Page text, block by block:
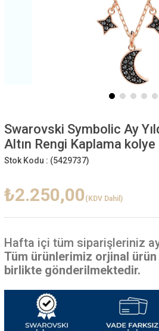
Swarovski Symbolic Ay
Altın Rengi Kaplama kolye
Stok Kodu : (5429737)
₺2.250,00 (KDV Dahil)
Hafta içi tüm siparişleriniz
Tüm ürünlerimiz orjinal
birlikte gönderilmektedir.